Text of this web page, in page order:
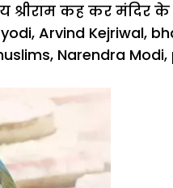
श्रीराम कह कर मंदिर
, Arvind Kejriwal,
, Narendra Modi,